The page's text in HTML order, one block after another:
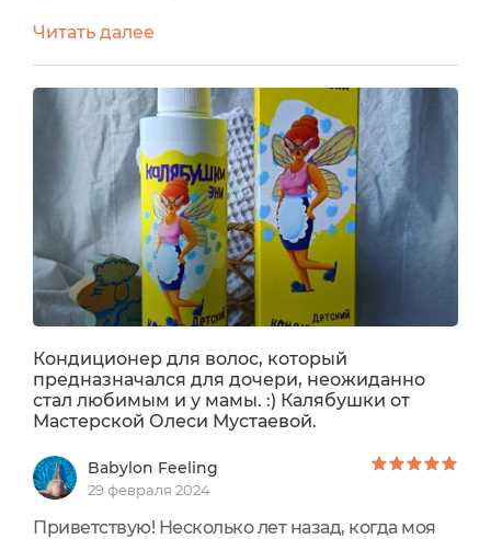
здоровое и правильное. Она стояла перед
зеркалом и не верила, что ей уже сорок лет. В
зеркале Она по прежнему видела черты всё
той же девчонки: длинные русые вьющиеся
волосы, искорки в зелёных глазах и россыпь
сероватых веснушек, которые...
Читать далее
Кондиционер для волос, который
предназначался для дочери, неожиданно
стал любимым и у мамы. :) Калябушки от
Мастерской Олеси Мустаевой.
Babylon Feeling
29 февраля 2024
Приветствую! Несколько лет назад, когда моя